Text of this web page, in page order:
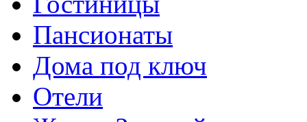
Пансионаты
Дома под ключ
Отели